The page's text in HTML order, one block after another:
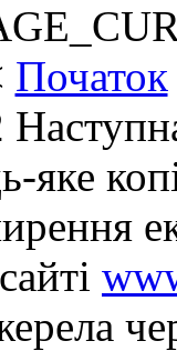
Початок
яке